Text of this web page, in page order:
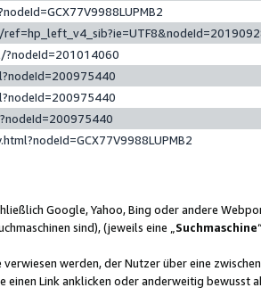
?nodeId=201014060
Google, Yahoo, Bing oder andere
sind), (jeweils eine „ Suchmaschine
werden, der Nutzer über eine
Link anklicken oder anderweitig bewusst